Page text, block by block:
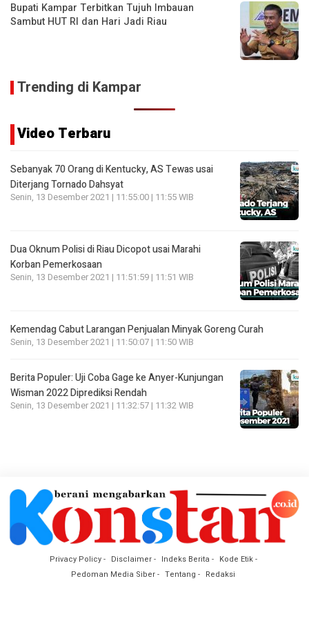
Bupati Kampar Terbitkan Tujuh Imbauan
Sambut HUT RI dan Hari Jadi Riau
Trending di Kampar
Video Terbaru
Sebanyak 70 Orang di Kentucky, AS Tewas usai
Diterjang Tornado Dahsyat
Senin, 13 Desember 2021 | 11:55:00 | 11:55 WIB
Dua Oknum Polisi di Riau Dicopot usai Marahi
Korban Pemerkosaan
Senin, 13 Desember 2021 | 11:51:59 | 11:51 WIB
Kemendag Cabut Larangan Penjualan Minyak Goreng Curah
Senin, 13 Desember 2021 | 11:50:07 | 11:50 WIB
Berita Populer: Uji Coba Gage ke Anyer-Kunjungan
Wisman 2022 Diprediksi Rendah
Senin, 13 Desember 2021 | 11:32:57 | 11:32 WIB
Privacy Policy Disclaimer Indeks Berita
Kode Etik
Pedoman Media Siber
Tentang Redaksi